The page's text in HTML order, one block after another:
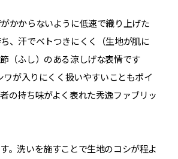
かからないように低速で織り上げた
、汗でベトつきにくく（生地が肌に
（ふし）のある涼しげな表情です
が入りにくく扱いやすいこともポイ
の持ち味がよく表れた秀逸ファブリッ
。洗いを施すことで生地のコシが程よ